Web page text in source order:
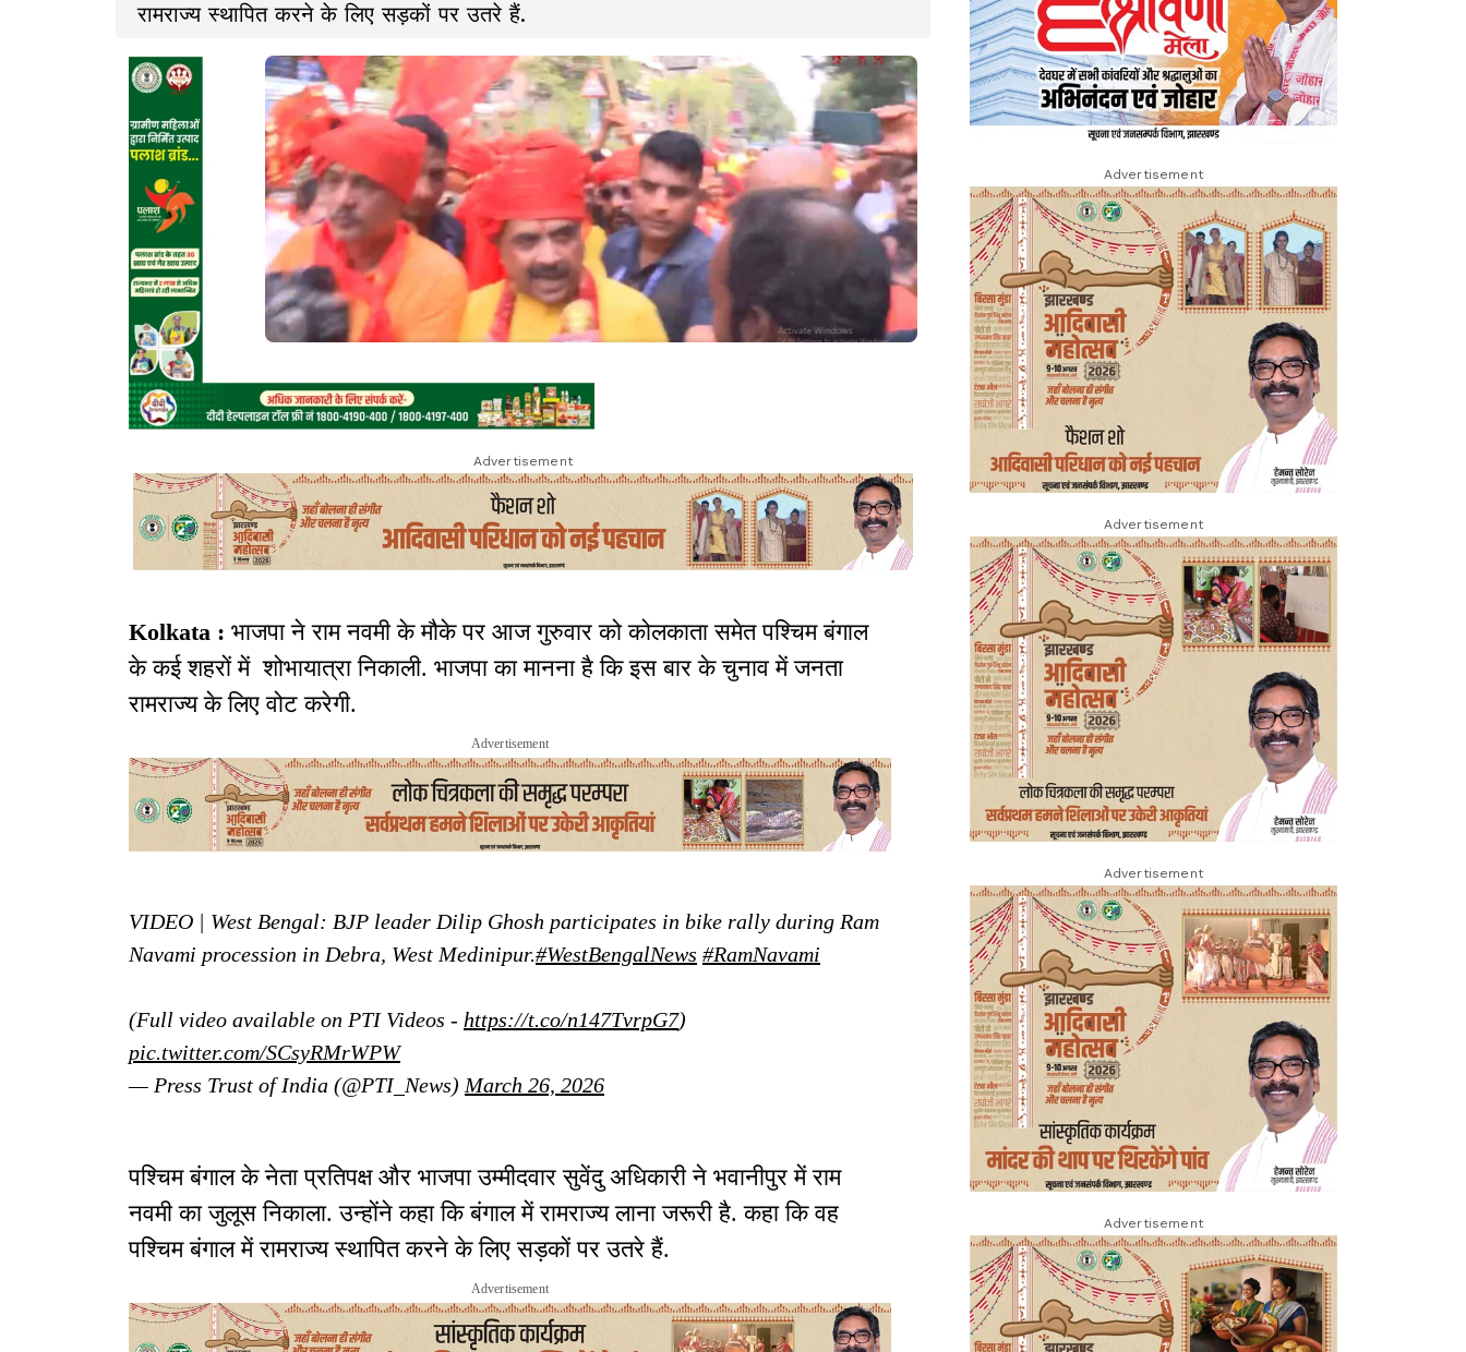
रामराज्य स्थापित करने के लिए सड़कों पर उतरे हैं.
Advertisement
Kolkata : भाजपा ने राम नवमी के मौके पर आज गुरुवार को कोलकाता समेत पश्चिम बंगाल
के कई शहरों में शोभायात्रा निकाली. भाजपा का मानना है कि इस बार के चुनाव में जनता
रामराज्य के लिए वोट करेगी.
Advertisement
VIDEO | West Bengal: BJP leader Dilip Ghosh participates in bike rally during Ram
Navami procession in Debra, West Medinipur.#WestBengalNews #RamNavami
(Full video available on PTI Videos - https://t.co/n147TvrpG7)
pic.twitter.com/SCsyRMrWPW
— Press Trust of India (@PTI_News) March 26, 2026
पश्चिम बंगाल के नेता प्रतिपक्ष और भाजपा उम्मीदवार सुवेंदु अधिकारी ने भवानीपुर में राम
नवमी का जुलूस निकाला. उन्होंने कहा कि बंगाल में रामराज्य लाना जरूरी है. कहा कि वह
पश्चिम बंगाल में रामराज्य स्थापित करने के लिए सड़कों पर उतरे हैं.
Advertisement
Advertisement
Advertisement
Advertisement
Advertisement